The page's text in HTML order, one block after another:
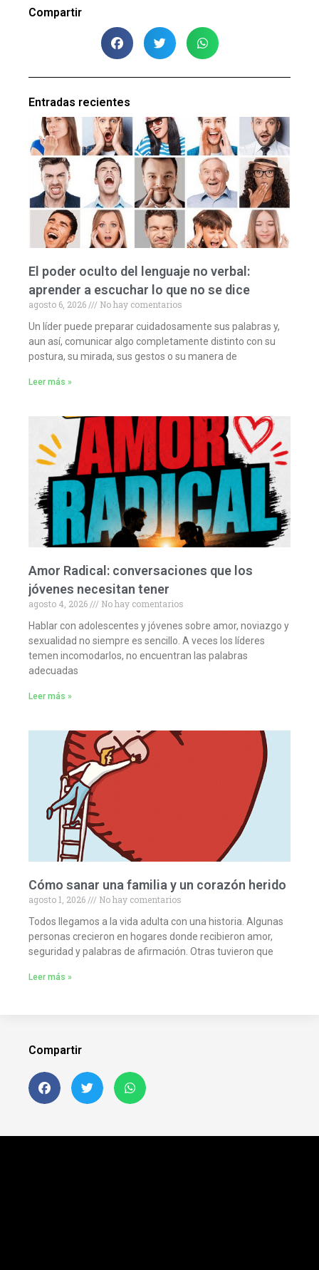
Compartir
Entradas recientes
El poder oculto del lenguaje no verbal:
aprender a escuchar lo que no se dice
agosto 6, 2026
No hay comentarios
Un líder puede preparar cuidadosamente sus palabras y,
aun así, comunicar algo completamente distinto con su
postura, su mirada, sus gestos o su manera de
Leer más »
Amor Radical: conversaciones que los
jóvenes necesitan tener
agosto 4, 2026
No hay comentarios
Hablar con adolescentes y jóvenes sobre amor, noviazgo y
sexualidad no siempre es sencillo. A veces los líderes
temen incomodarlos, no encuentran las palabras
adecuadas
Leer más »
Cómo sanar una familia y un corazón herido
agosto 1, 2026
No hay comentarios
Todos llegamos a la vida adulta con una historia. Algunas
personas crecieron en hogares donde recibieron amor,
seguridad y palabras de afirmación. Otras tuvieron que
Leer más »
Compartir